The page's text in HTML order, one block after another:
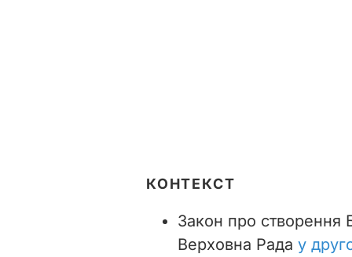
КОНТЕКСТ
Закон про створення
Верховна Рада у